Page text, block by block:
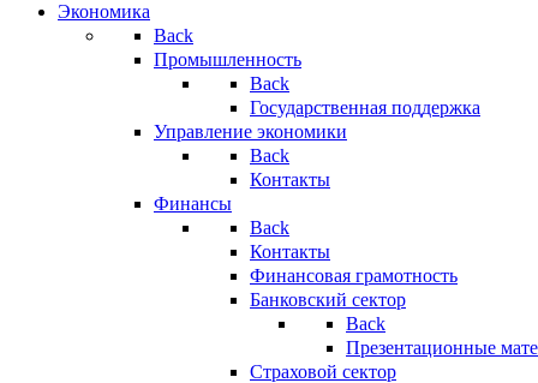
Экономика
Back
Промышленность
Back
Государственная поддержка
Управление экономики
Back
Контакты
Финансы
Back
Контакты
Финансовая грамотность
Банковский сектор
Back
Презентационные
Страховой сектор